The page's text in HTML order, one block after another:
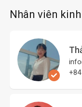
Nhân viên